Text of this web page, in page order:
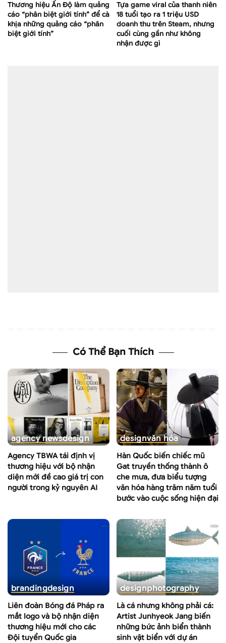
Thương hiệu Ấn Độ làm quảng
cáo “phân biệt giới tính” để cà
khịa những quảng cáo “phân
biệt giới tính”
Tựa game viral của thanh niên
18 tuổi tạo ra 1 triệu USD
doanh thu trên Steam, nhưng
cuối cùng gần như không
nhận được gì
Có Thể Bạn Thích
agency newsdesign
Agency TBWA tái định vị
thương hiệu với bộ nhận
diện mới đề cao giá trị con
người trong kỷ nguyên AI
designvăn hóa
Hàn Quốc biến chiếc mũ
Gat truyền thống thành ô
che mưa, đưa biểu tượng
văn hóa hàng trăm năm tuổi
bước vào cuộc sống hiện đại
brandingdesign
Liên đoàn Bóng đá Pháp ra
mắt logo và bộ nhận diện
thương hiệu mới cho các
Đội tuyển Quốc gia
designphotography
Là cá nhưng không phải cá:
Artist Junhyeok Jang biến
những bức ảnh biển thành
sinh vật biển với dự án